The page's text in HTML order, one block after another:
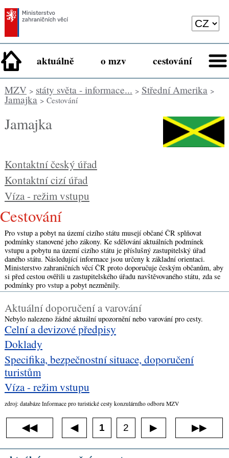
aktuálně o mzv cestování
MZV> státy světa - informace... > Střední Amerika>
Jamajka> Cestování
Jamajka
Kontaktní český úřad
Kontaktní cizí úřad
Víza - režim vstupu
cestování
Pro vstup a pobyt na území cizího státu musejí občané ČR splňovat
podmínky stanovené jeho zákony. Ke sdělování aktuálních podmínek
vstupu a pobytu na území cizího státu je příslušný zastupitelský úřad
daného státu. Následující informace jsou určeny k základní orientaci.
Ministerstvo zahraničních věcí ČR proto doporučuje českým občanům, aby
si před cestou ověřili u zastupitelského úřadu navštěvovaného státu, zda se
podmínky pro vstup a pobyt nezměnily.
Aktuální doporučení a varování
Nebylo nalezeno žádné aktuální upozornění nebo varování pro cesty.
Celní a devizové předpisy
Doklady
Specifika, bezpečnostní situace, doporučení
turistům
Víza - režim vstupu
zdroj: databáze Informace pro turistické cesty konzulárního odboru MZV
◀◀ ◀ 1 2 ▶ ▶▶